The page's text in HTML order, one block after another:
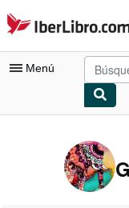
Pasar al contenido
IberLibro.com
Menú
Consultar mis pedidos
Búsqueda avanzada